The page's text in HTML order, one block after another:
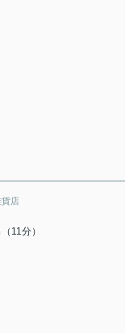
貨店
11分）